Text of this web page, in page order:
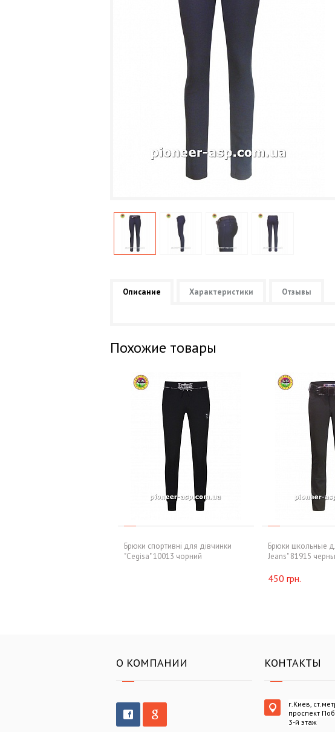
Описание Характеристики Отзывы
Похожие товары
Брюки спортивні для дівчинки
"Cegisa" 10013 чорний
Брюки школьные
Jeans" 81915
450 грн.
О КОМПАНИИ КОНТАКТЫ
г.Киев,
проспект
3-й этаж